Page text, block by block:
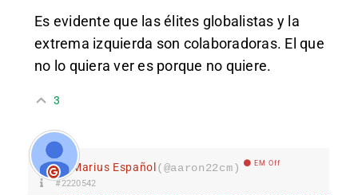
Es evidente que las élites globalistas y la
extrema izquierda son colaboradoras. El que
no lo quiera ver es porque no quiere.
3
Marius Español(@aaron22cm) EM Off
#2220542